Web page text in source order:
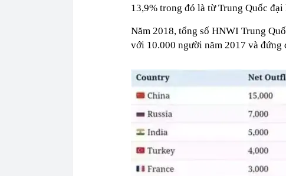
13,9% trong đó là từ Trung Quốc đại
Năm 2018, tổng số HNWI Trung
với 10.000 người năm 2017 và